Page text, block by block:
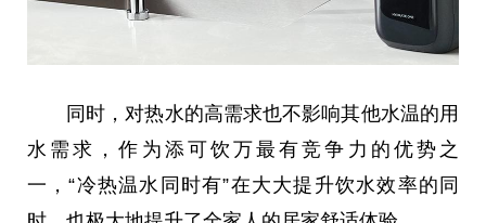
同时，对热水的高需求也不影响其他水温的用
水需求，作为添可饮万最有竞争力的优势之
一，“冷热温水同时有”在大大提升饮水效率的同